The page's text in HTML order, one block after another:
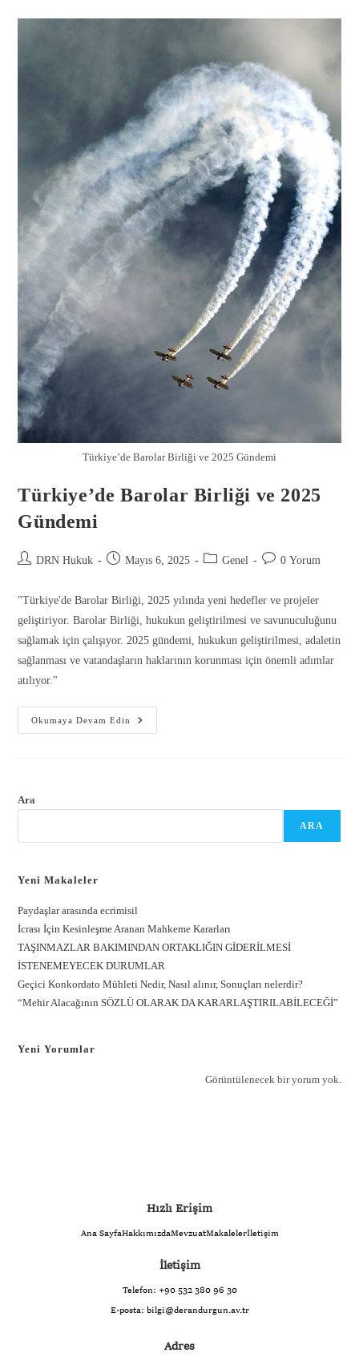
Türkiye’de Barolar Birliği ve 2025 Gündemi
Türkiye’de Barolar Birliği ve 2025
Gündemi
DRN Hukuk Mayıs 6, 2025 Genel 0 Yorum
"Türkiye'de Barolar Birliği, 2025 yılında yeni hedefler ve projeler
geliştiriyor. Barolar Birliği, hukukun geliştirilmesi ve savunuculuğunu
sağlamak için çalışıyor. 2025 gündemi, hukukun geliştirilmesi, adaletin
sağlanması ve vatandaşların haklarının korunması için önemli adımlar
atılıyor."
Okumaya Devam Edin
Ara
ARA
Yeni Makaleler
Paydaşlar arasında ecrimisil
İcrası İçin Kesinleşme Aranan Mahkeme Kararları
TAŞINMAZLAR BAKIMINDAN ORTAKLIĞIN GİDERİLMESİ
İSTENEMEYECEK DURUMLAR
Geçici Konkordato Mühleti Nedir, Nasıl alınır, Sonuçları nelerdir?
“Mehir Alacağının SÖZLÜ OLARAK DA KARARLAŞTIRILABİLECEĞİ”
Yeni Yorumlar
Görüntülenecek bir yorum yok.
Hızlı Erişim
Ana SayfaHakkımızdaMevzuatMakalelerİletişim
İletişim
Telefon: +90 532 380 96 30
E-posta: bilgi@derandurgun.av.tr
Adres
Gönder